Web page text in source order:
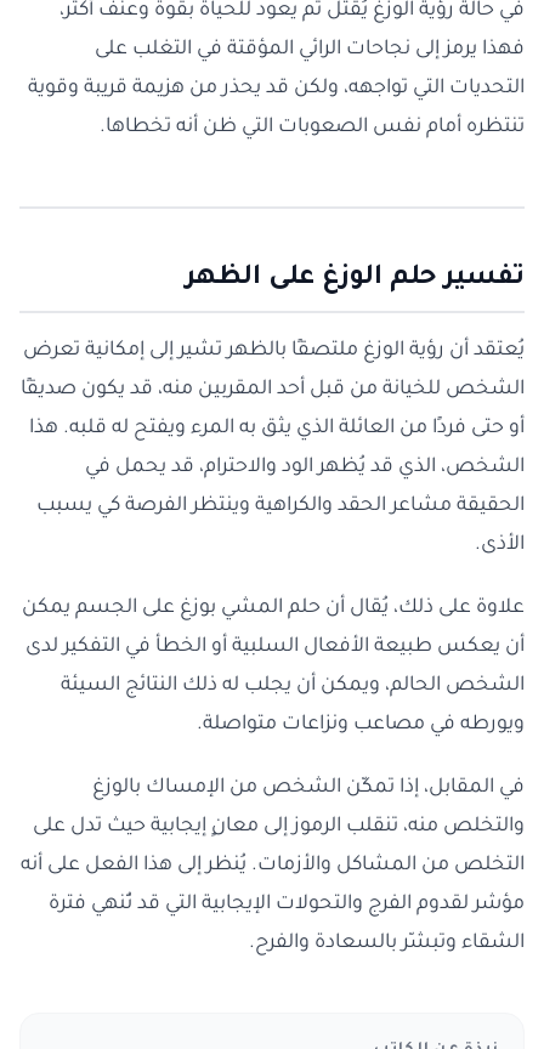
في حالة رؤية الوزغ يُقتل ثم يعود للحياة بقوة وعنف أكثر،
فهذا يرمز إلى نجاحات الرائي المؤقتة في التغلب على
التحديات التي تواجهه، ولكن قد يحذر من هزيمة قريبة وقوية
تنتظره أمام نفس الصعوبات التي ظن أنه تخطاها.
تفسير حلم الوزغ على الظهر
يُعتقد أن رؤية الوزغ ملتصقًا بالظهر تشير إلى إمكانية تعرض
الشخص للخيانة من قبل أحد المقربين منه، قد يكون صديقًا
أو حتى فردًا من العائلة الذي يثق به المرء ويفتح له قلبه. هذا
الشخص، الذي قد يُظهر الود والاحترام، قد يحمل في
الحقيقة مشاعر الحقد والكراهية وينتظر الفرصة كي يسبب
الأذى.
علاوة على ذلك، يُقال أن حلم المشي بوزغ على الجسم يمكن
أن يعكس طبيعة الأفعال السلبية أو الخطأ في التفكير لدى
الشخص الحالم، ويمكن أن يجلب له ذلك النتائج السيئة
ويورطه في مصاعب ونزاعات متواصلة.
في المقابل، إذا تمكّن الشخص من الإمساك بالوزغ
والتخلص منه، تنقلب الرموز إلى معانٍ إيجابية حيث تدل على
التخلص من المشاكل والأزمات. يُنظر إلى هذا الفعل على أنه
مؤشر لقدوم الفرج والتحولات الإيجابية التي قد تُنهي فترة
الشقاء وتبشّر بالسعادة والفرح.